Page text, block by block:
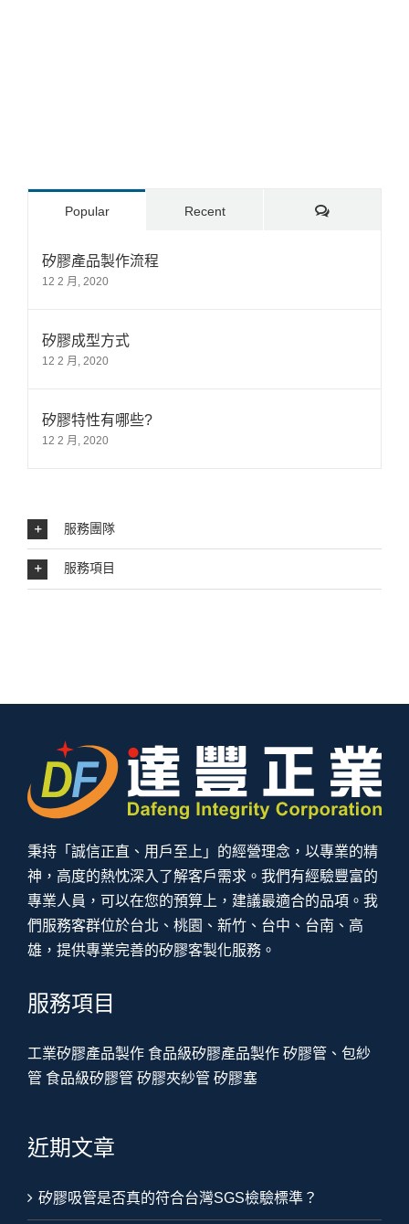
Popular Recent Comments
矽膠產品製作流程
12 2 月, 2020
矽膠成型方式
12 2 月, 2020
矽膠特性有哪些?
12 2 月, 2020
服務團隊
服務項目
秉持「誠信正直、用戶至上」的經營理念，以專業的精
神，高度的熱忱深入了解客戶需求。我們有經驗豐富的
專業人員，可以在您的預算上，建議最適合的品項。我
們服務客群位於台北、桃園、新竹、台中、台南、高
雄，提供專業完善的矽膠客製化服務。
服務項目
工業矽膠產品製作 食品級矽膠產品製作 矽膠管、包紗
管 食品級矽膠管 矽膠夾紗管 矽膠塞
近期文章
矽膠吸管是否真的符合台灣SGS檢驗標準？